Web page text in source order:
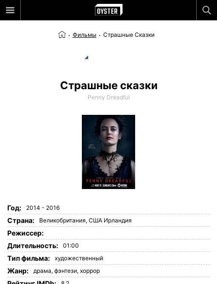
Фильмы Страшные Сказки
Страшные сказки
Penny Dreadful
Год: 2014 - 2016
Страна: Великобритания, США Ирландия
Режиссер:
Длительность:
01:00
Tип фильма: художественный
Жанр: драма, фэнтези, хоррор